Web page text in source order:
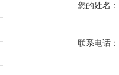
您的姓名：
联系电话：